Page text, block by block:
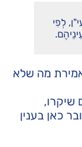
לְפִי
אמירת מה שלא
שיקרו,
כאן בענין